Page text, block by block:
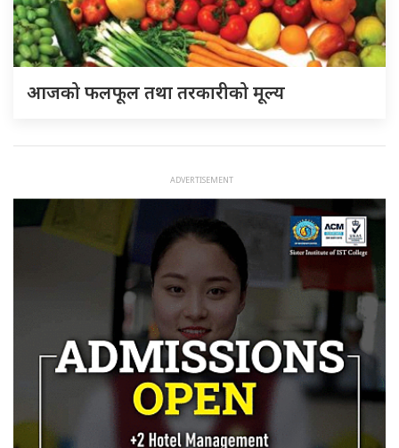
आजको फलफूल तथा तरकारीको मूल्य